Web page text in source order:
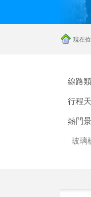
現在位
線路
行程
熱門
玻璃